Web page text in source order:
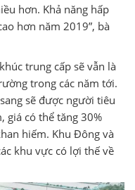
hơn. Khả năng hấp
hơn năm 2019”, bà
trung cấp sẽ vẫn là
trong các năm tới.
sẽ được người tiêu
giá có thể tăng 30%
hiếm. Khu Đông và
khu vực có lợi thế về